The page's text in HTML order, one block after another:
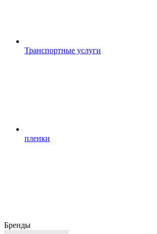
Транспортные услуги
пленки
Бренды